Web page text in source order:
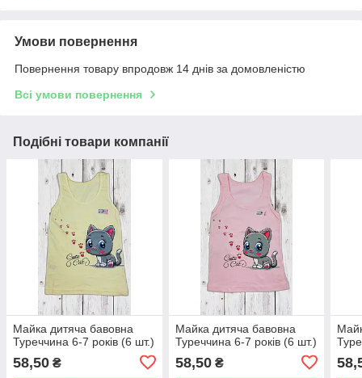
Умови повернення
Повернення товару впродовж 14 днів за домовленістю
Всі умови повернення
Подібні товари компанії
Майка дитяча бавовна
Туреччина 6-7 років (6 шт.)
58,50 ₴
Майка дитяча бавовна
Туреччина 6-7 років (6 шт.)
58,50₴